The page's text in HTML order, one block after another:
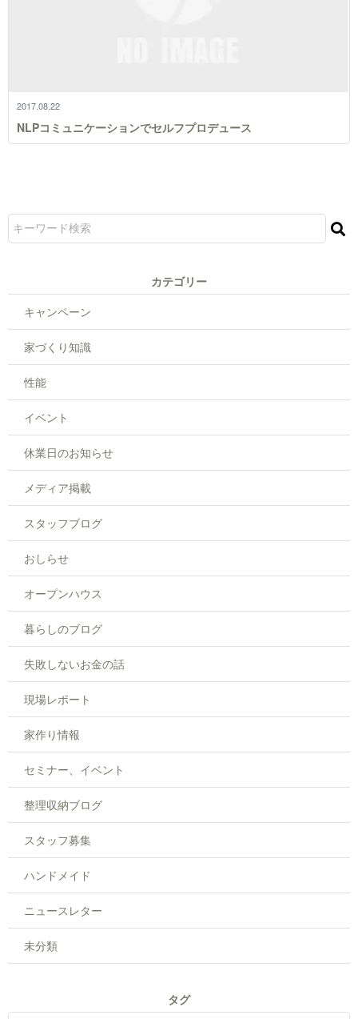
2017.08.22
NLPコミュニケーションでセルフプロデュース
カテゴリー
キャンペーン
家づくり知識
性能
イベント
休業日のお知らせ
メディア掲載
スタッフブログ
おしらせ
オープンハウス
暮らしのブログ
失敗しないお金の話
現場レポート
家作り情報
セミナー、イベント
整理収納ブログ
スタッフ募集
ハンドメイド
ニュースレター
未分類
タグ